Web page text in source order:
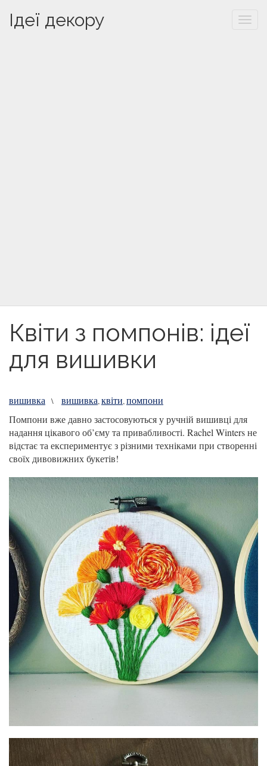
Ідеї декору
Квіти з помпонів: ідеї
для вишивки
вишивка \ вишивка,квіти,помпони
Помпони вже давно застосовуються у ручній вишивці для
надання цікавого об’єму та привабливості. Rachel Winters не
відстає та експериментує з різними техніками при створенні
своїх дивовижних букетів!